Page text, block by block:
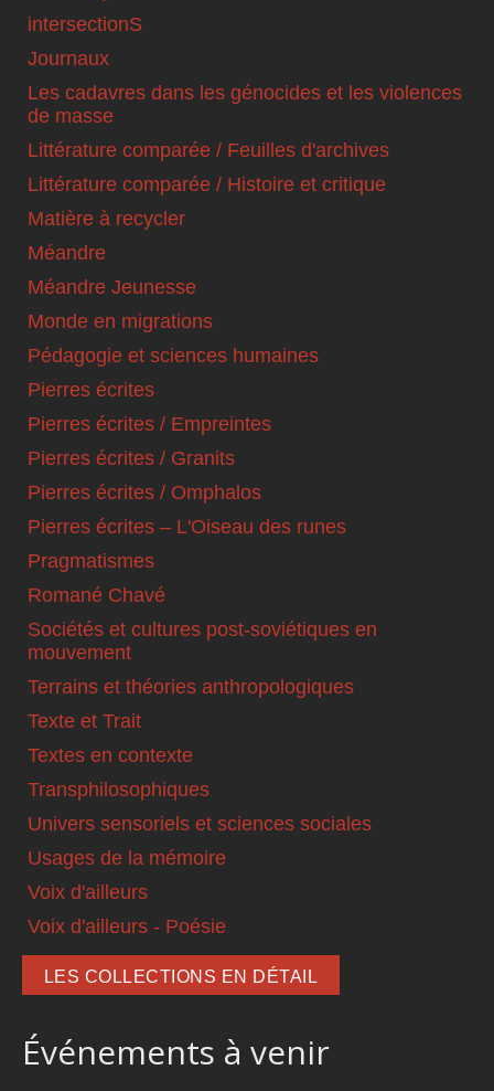
intersectionS
Journaux
Les cadavres dans les génocides et les violences
de masse
Littérature comparée / Feuilles d'archives
Littérature comparée / Histoire et critique
Matière à recycler
Méandre
Méandre Jeunesse
Monde en migrations
Pédagogie et sciences humaines
Pierres écrites
Pierres écrites / Empreintes
Pierres écrites / Granits
Pierres écrites / Omphalos
Pierres écrites – L'Oiseau des runes
Pragmatismes
Romané Chavé
Sociétés et cultures post-soviétiques en
mouvement
Terrains et théories anthropologiques
Texte et Trait
Textes en contexte
Transphilosophiques
Univers sensoriels et sciences sociales
Usages de la mémoire
Voix d'ailleurs
Voix d'ailleurs - Poésie
LES COLLECTIONS EN DÉTAIL
Événements à venir